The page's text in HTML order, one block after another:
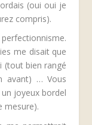
(oui oui je
compris).
me disait que
(tout bien rangé
avant) … Vous
un joyeux bordel
mesure).